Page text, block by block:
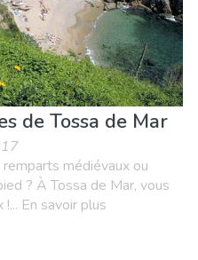
de Tossa de Mar
médiévaux ou
? À Tossa de Mar, vous
!... En savoir plus